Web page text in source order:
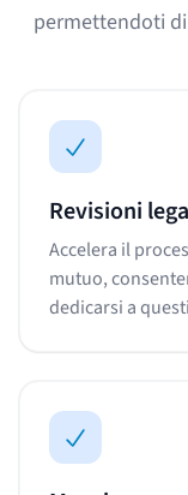
permettendoti
Revisioni
Accelera il
mutuo,
dedicarsi a